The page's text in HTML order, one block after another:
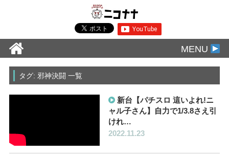
MENU
タグ: 邪神決闘 一覧
新台【パチスロ 這いよれ!ニ
ャル子さん】自力で1/3.8さえ引
けれ…
2022.11.23